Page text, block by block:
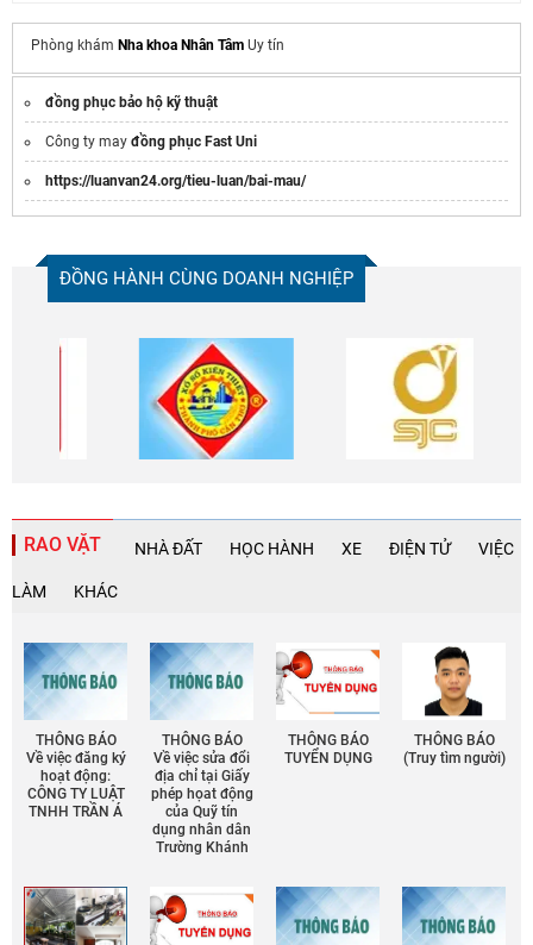
Phòng khám Nha khoa Nhân Tâm Uy tín
đồng phục bảo hộ kỹ thuật
Công ty may đồng phục Fast Uni
https://luanvan24.org/tieu-luan/bai-mau/
ĐỒNG HÀNH CÙNG DOANH NGHIỆP
RAO VẶT NHÀ ĐẤT HỌC HÀNH XE ĐIỆN TỬ VIỆC
LÀM KHÁC
THÔNG BÁO
Về việc đăng ký
hoạt động:
CÔNG TY LUẬT
TNHH TRẦN Á
THÔNG BÁO
Về việc sửa đổi
địa chỉ tại Giấy
phép họat động
của Quỹ tín
dụng nhân dân
Trường Khánh
THÔNG BÁO
TUYỂN DỤNG
THÔNG BÁO
(Truy tìm người)